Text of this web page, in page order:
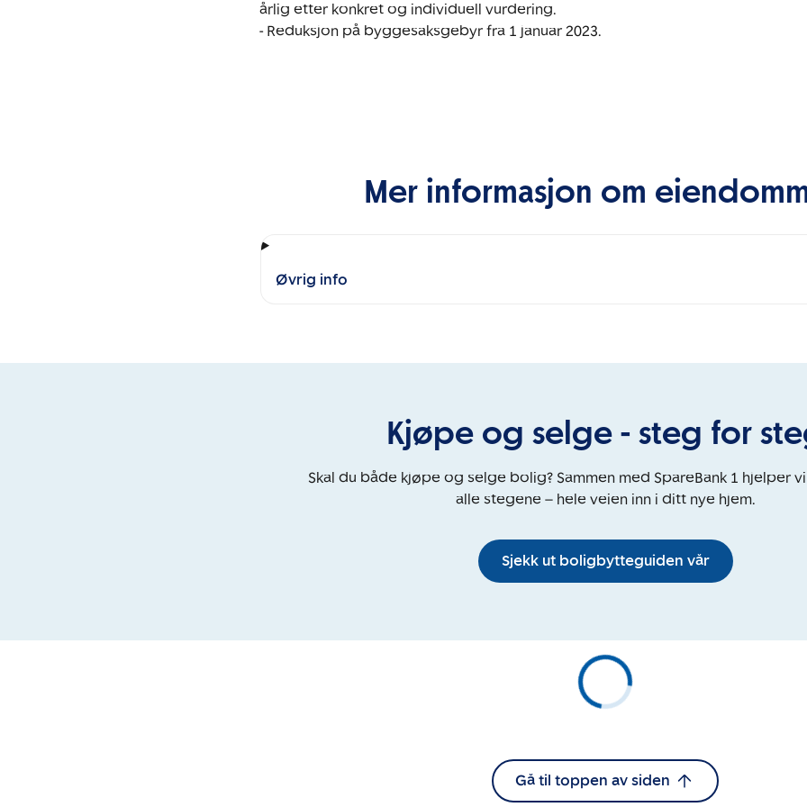
årlig etter konkret og individuell vurdering.
- Reduksjon på byggesaksgebyr fra 1 januar 2023.
Mer informasjon om
Øvrig info
Kjøpe og selge - steg for
Skal du både kjøpe og selge bolig? Sammen med SpareBank 1 hjelper
alle stegene – hele veien inn i ditt nye hjem.
Sjekk ut boligbytteguiden vår
Gå til toppen av siden